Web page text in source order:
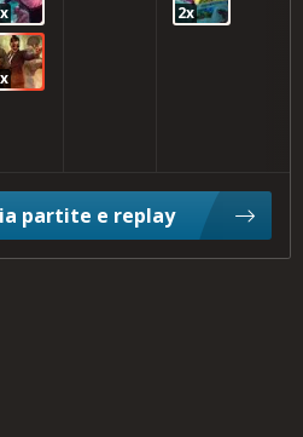
2x
partite e replay